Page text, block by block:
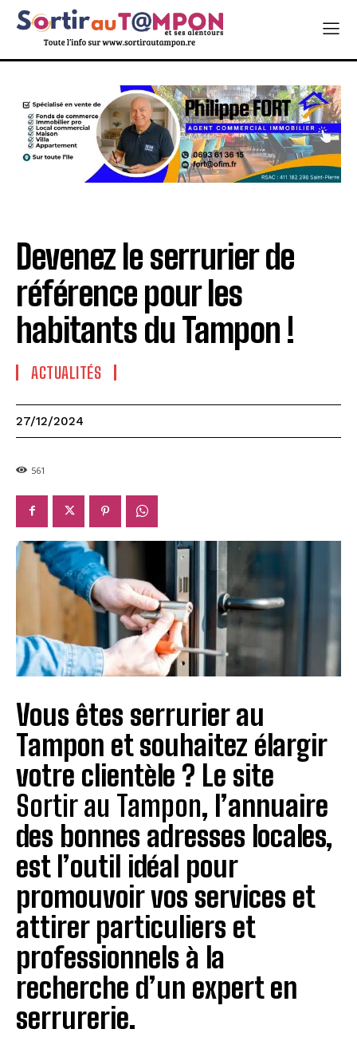
Devenez le serrurier de
référence pour les
habitants du Tampon !
ACTUALITÉS
27/12/2024
561
Vous êtes serrurier au
Tampon et souhaitez élargir
votre clientèle ? Le site
Sortir au Tampon, l’annuaire
des bonnes adresses locales,
est l’outil idéal pour
promouvoir vos services et
attirer particuliers et
professionnels à la
recherche d’un expert en
serrurerie.